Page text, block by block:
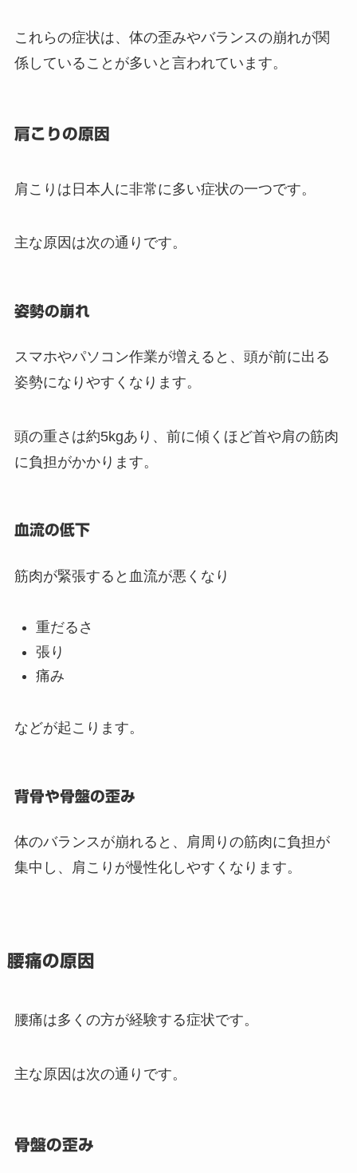
これらの症状は、体の歪みやバランスの崩れが関
係していることが多いと言われています。
肩こりの原因
肩こりは日本人に非常に多い症状の一つです。
主な原因は次の通りです。
姿勢の崩れ
スマホやパソコン作業が増えると、頭が前に出る
姿勢になりやすくなります。
頭の重さは約5kgあり、前に傾くほど首や肩の筋肉
に負担がかかります。
血流の低下
筋肉が緊張すると血流が悪くなり
重だるさ
張り
痛み
などが起こります。
背骨や骨盤の歪み
体のバランスが崩れると、肩周りの筋肉に負担が
集中し、肩こりが慢性化しやすくなります。
腰痛の原因
腰痛は多くの方が経験する症状です。
主な原因は次の通りです。
骨盤の歪み